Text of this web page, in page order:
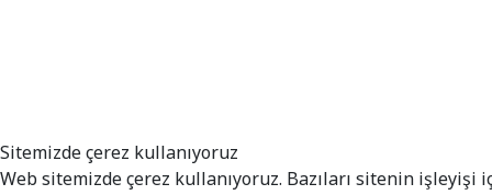
Sitemizde çerez kullanıyoruz
Web sitemizde çerez kullanıyoruz. Bazıları sitenin işleyişi